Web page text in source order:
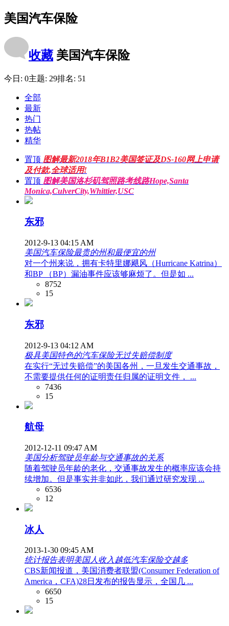
美国汽车保险
收藏 美国汽车保险
今日: 0主题: 29排名: 51
全部
最新
热门
热帖
精华
置顶 图解最新2018年B1B2美国签证及DS-160网上申请
及付款,全球适用!
置顶 图解美国洛杉矶驾照路考线路Hope,Santa
Monica,CulverCity,Whittier,USC
东邪
2012-9-13 04:15 AM
美国汽车保险最贵的州和最便宜的州
对一个州来说，拥有卡特里娜飓风（Hurricane Katrina）
和BP （BP）漏油事件应该够麻烦了。但是如 ...
8752
15
东邪
2012-9-13 04:12 AM
极具美国特色的汽车保险无过失赔偿制度
在实行“无过失赔偿”的美国各州，一旦发生交通事故，
不需要提供任何的证明责任归属的证明文件， ...
7436
15
航母
2012-12-11 09:47 AM
美国分析驾驶员年龄与交通事故的关系
随着驾驶员年龄的老化，交通事故发生的概率应该会持
续增加。但是事实并非如此，我们通过研究发现 ...
6536
12
冰人
2013-1-30 09:45 AM
统计报告表明美国人收入越低汽车保险交越多
CBS新闻报道，美国消费者联盟(Consumer Federation of
America，CFA)28日发布的报告显示，全国几 ...
6650
15